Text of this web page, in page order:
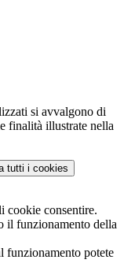
si avvalgono di
finalità illustrate nella
tutti i cookies
cookie consentire.
il funzionamento della
funzionamento potete